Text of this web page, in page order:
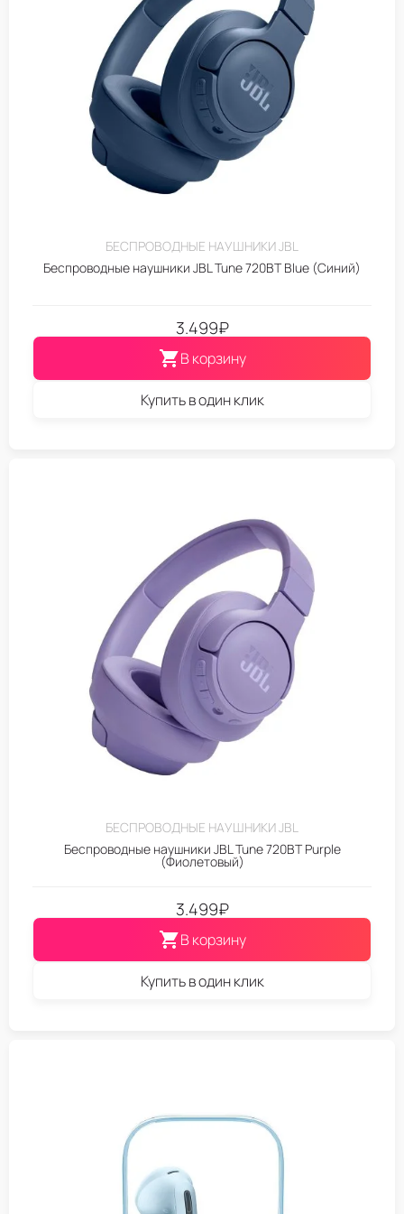
БЕСПРОВОДНЫЕ НАУШНИКИ JBL
Беспроводные наушники JBL Tune 720BT Blue (Синий)
3.499₽
В корзину
Купить в один клик
БЕСПРОВОДНЫЕ НАУШНИКИ JBL
Беспроводные наушники JBL Tune 720BT Purple
(Фиолетовый)
3.499₽
В корзину
Купить в один клик